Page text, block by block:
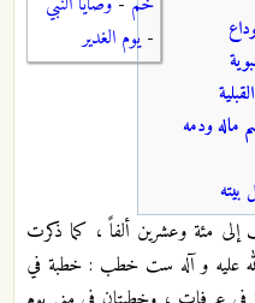
-يوم الغدير
ماله ودمه
بيته
مئة وعشرين ألفاً ، كما ذكرت
عليه و آله ست خطب : خطبة في